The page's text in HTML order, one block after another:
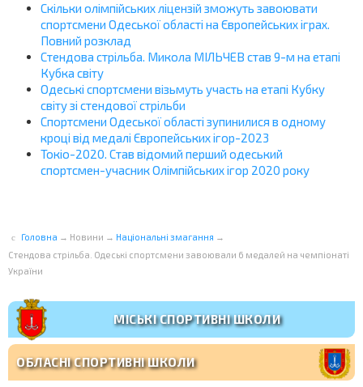
Скільки олімпійських ліцензій зможуть завоювати
спортсмени Одеської області на Європейських іграх.
Повний розклад
Стендова стрільба. Микола МІЛЬЧЕВ став 9-м на етапі
Кубка світу
Одеські спортсмени візьмуть участь на етапі Кубку
світу зі стендової стрільби
Спортсмени Одеської області зупинилися в одному
кроці від медалі Європейських ігор-2023
Токіо-2020. Став відомий перший одеський
спортсмен-учасник Олімпійських ігор 2020 року
Головна → Новини → Національні змагання →
Стендова стрільба. Одеські спортсмени завоювали 6 медалей на чемпіонаті
України
МІСЬКІ СПОРТИВНІ ШКОЛИ
ОБЛАСНІ СПОРТИВНІ ШКОЛИ